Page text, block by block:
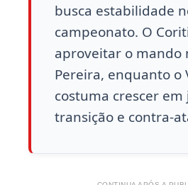
busca estabilidade
campeonato. O
aproveitar o mando
Pereira, enquanto o
costuma crescer em
transição e contra-